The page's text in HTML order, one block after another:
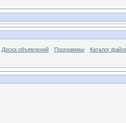
Доска объявлений Программы Каталог